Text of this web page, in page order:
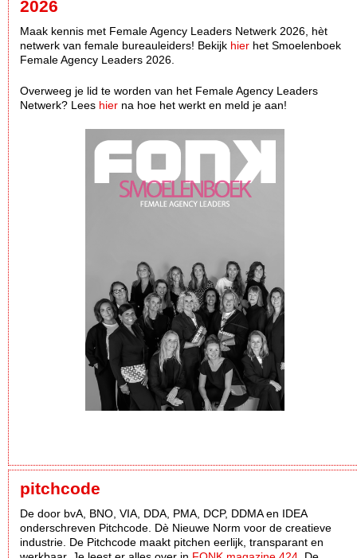
2026
Maak kennis met Female Agency Leaders Netwerk 2026, hèt
netwerk van female bureauleiders! Bekijk hier het Smoelenboek
Female Agency Leaders 2026.
Overweeg je lid te worden van het Female Agency Leaders
Netwerk? Lees hier na hoe het werkt en meld je aan!
pitchcode
De door bvA, BNO, VIA, DDA, PMA, DCP, DDMA en IDEA
onderschreven Pitchcode. Dè Nieuwe Norm voor de creatieve
industrie. De Pitchcode maakt pitchen eerlijk, transparant en